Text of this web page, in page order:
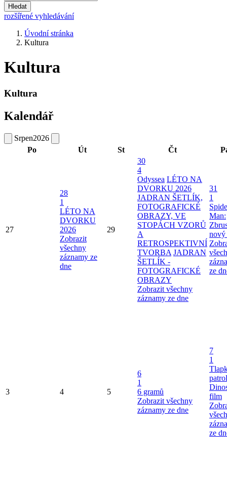
Hledat
rozšířené vyhledávání
Úvodní stránka
Kultura
Kultura
Kultura
Kalendář
Srpen2026
Po
Út St Čt
27
28
1
LÉTO NA
DVORKU
2026
Zobrazit
všechny
záznamy ze
dne
29
30
4
Odyssea LÉTO NA
DVORKU 2026
JADRAN ŠETLÍK,
FOTOGRAFICKÉ
OBRAZY, VE
STOPÁCH VZORŮ
A
RETROSPEKTIVNÍ
TVORBA JADRAN
ŠETLÍK -
FOTOGRAFICKÉ
OBRAZY
Zobrazit všechny
záznamy ze dne
31
1
Man:
nový
ze
3 4 5
6
1
6 gramů
Zobrazit všechny
záznamy ze dne
7
1
film
ze